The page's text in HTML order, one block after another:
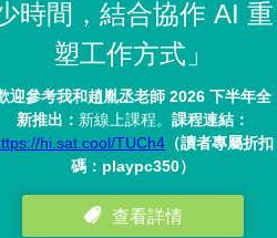
：
名稱
一小時會議、兩小時活動
要讓大家票選的多個時段